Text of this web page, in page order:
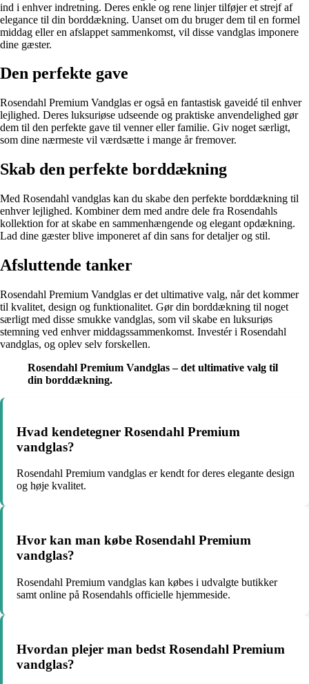
ind i enhver indretning. Deres enkle og rene linjer tilføjer et strejf af
elegance til din borddækning. Uanset om du bruger dem til en formel
middag eller en afslappet sammenkomst, vil disse vandglas imponere
dine gæster.
Den perfekte gave
Rosendahl Premium Vandglas er også en fantastisk gaveidé til enhver
lejlighed. Deres luksuriøse udseende og praktiske anvendelighed gør
dem til den perfekte gave til venner eller familie. Giv noget særligt,
som dine nærmeste vil værdsætte i mange år fremover.
Skab den perfekte borddækning
Med Rosendahl vandglas kan du skabe den perfekte borddækning til
enhver lejlighed. Kombiner dem med andre dele fra Rosendahls
kollektion for at skabe en sammenhængende og elegant opdækning.
Lad dine gæster blive imponeret af din sans for detaljer og stil.
Afsluttende tanker
Rosendahl Premium Vandglas er det ultimative valg, når det kommer
til kvalitet, design og funktionalitet. Gør din borddækning til noget
særligt med disse smukke vandglas, som vil skabe en luksuriøs
stemning ved enhver middagssammenkomst. Investér i Rosendahl
vandglas, og oplev selv forskellen.
Rosendahl Premium Vandglas – det ultimative valg til
din borddækning.
Hvad kendetegner Rosendahl Premium
vandglas?
Rosendahl Premium vandglas er kendt for deres elegante design
og høje kvalitet.
Hvor kan man købe Rosendahl Premium
vandglas?
Rosendahl Premium vandglas kan købes i udvalgte butikker
samt online på Rosendahls officielle hjemmeside.
Hvordan plejer man bedst Rosendahl Premium
vandglas?